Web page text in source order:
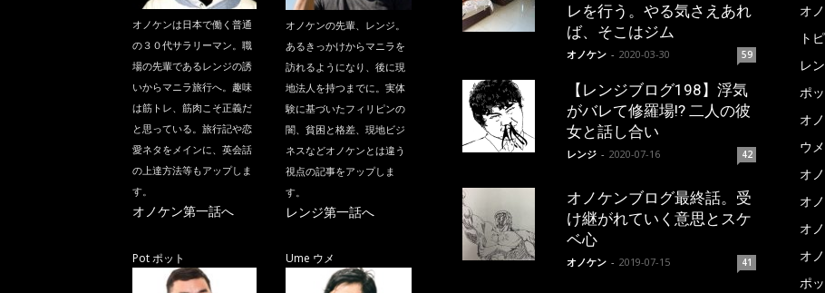
オノケンは日本で働く普通
の３０代サラリーマン。職
場の先輩であるレンジの誘
いからマニラ旅行へ。趣味
は筋トレ、筋肉こそ正義だ
と思っている。旅行記や恋
愛ネタをメインに、英会話
の上達方法等もアップしま
す。
オノケン第一話へ
オノケンの先輩、レンジ。
あるきっかけからマニラを
訪れるようになり、後に現
地法人を持つまでに。実体
験に基づいたフィリピンの
闇、貧困と格差、現地ビジ
ネスなどオノケンとは違う
視点の記事をアップしま
す。
レンジ第一話へ
Pot ポット Ume ウメ
レを行う。やる気さえあれ
ば、そこはジム
オノケン - 2020-03-30 59
【レンジブログ198】浮気
がバレて修羅場!? 二人の彼
女と話し合い
レンジ - 2020-07-16 42
オノケンブログ最終話。受
け継がれていく意思とスケ
ベ心
オノケン - 2019-07-15 41
オ
ト
レ
ポ
オ
ウ
オ
オ
オ
オ
ポ